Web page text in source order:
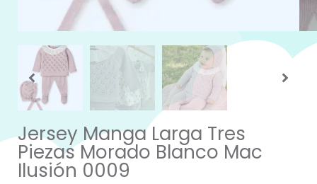
Jersey Manga Larga Tres
Piezas Morado Blanco Mac
Ilusión 0009